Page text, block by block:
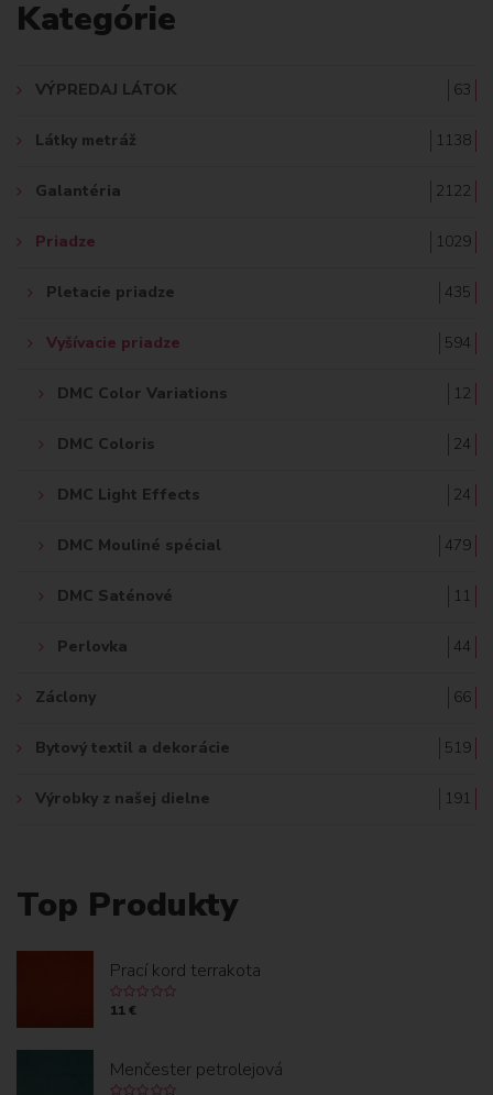
D
Kategórie
VÝPREDAJ LÁTOK 63
Látky metráž 1138
Galantéria 2122
Priadze 1029
Pletacie priadze 435
Vyšívacie priadze 594
DMC Color Variations 12
DMC Coloris 24
DMC Light Effects 24
DMC Mouliné spécial 479
DMC Saténové 11
Perlovka 44
Záclony 66
Bytový textil a dekorácie 519
Výrobky z našej dielne 191
Top Produkty
Prací kord terrakota
11 €
Menčester petrolejová